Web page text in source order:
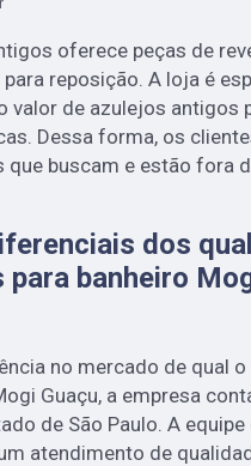
oferece peças de
reposição. A loja é
valor de azulejos antigos
Dessa forma, os
buscam e estão fora
dos
banheiro
no mercado de qual
Guaçu, a empresa
de São Paulo. A
atendimento de